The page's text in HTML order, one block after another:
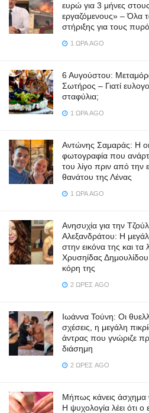
ευρώ για 3 μήνες στους
εργαζόμενους» – Όλα
στήριξης για τους
1 ΏΡΑ AGO
6 Αυγούστου:
Σωτήρος – Γιατί
σταφύλια;
1 ΏΡΑ AGO
Αντώνης Σαμαράς: Η
φωτογραφία που
του λίγο πριν από την
θανάτου της Λένας
1 ΏΡΑ AGO
Ανησυχία για την
Αλεξανδράτου: Η
στην εικόνα της και τα
Χρυσηίδας Δημουλίδου
κόρη της
2 ΏΡΕΣ AGO
Ιωάννα Τούνη: Οι
σχέσεις, η μεγάλη
άντρας που γνώριζε
διάσημη
2 ΏΡΕΣ AGO
Μήπως κάνεις άσχημα
Η ψυχολογία λέει ότι ο